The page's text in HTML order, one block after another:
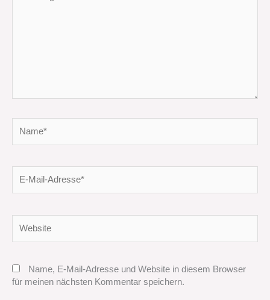
Mail-
Name, E-Mail-Adresse und Website in diesem Browser
für meinen nächsten Kommentar speichern.